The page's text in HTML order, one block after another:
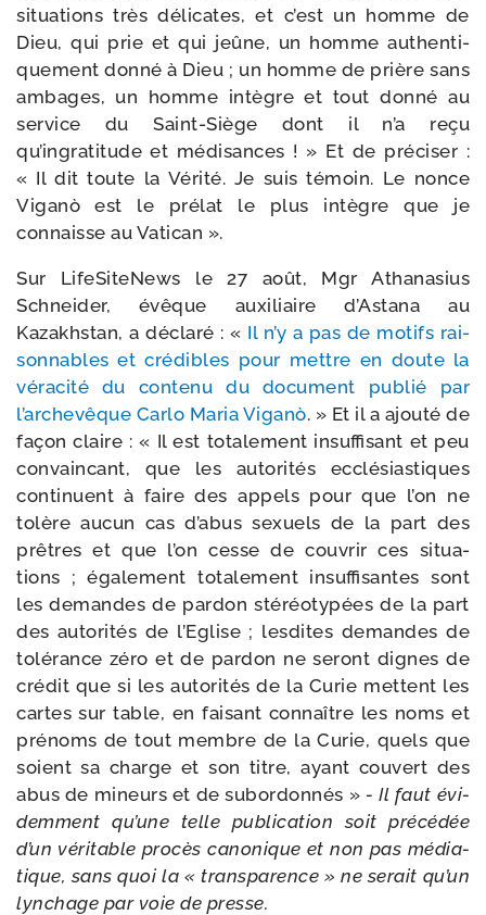
situa­tions très déli­cates, et c’est un homme de
Dieu, qui prie et qui jeûne, un homme authen­ti­
que­ment don­né à Dieu ; un homme de prière sans
ambages, un homme intègre et tout don­né au
ser­vice du Saint-​Siège dont il n’a reçu
qu’ingratitude et médi­sances ! » Et de pré­ci­ser :
« Il dit toute la Vérité. Je suis témoin. Le nonce
Viganò est le pré­lat le plus intègre que je
connaisse au Vatican ».
Sur LifeSiteNews le 27 août, Mgr Athanasius
Schneider, évêque auxi­liaire d’Astana au
Kazakhstan, a décla­ré : « Il n’y a pas de motifs rai­
son­nables et cré­dibles pour mettre en doute la
véra­ci­té du conte­nu du docu­ment publié par
l’archevêque Carlo Maria Viganò. » Et il a ajou­té de
façon claire : « Il est tota­le­ment insuf­fi­sant et peu
convain­cant, que les auto­ri­tés ecclé­sias­tiques
conti­nuent à faire des appels pour que l’on ne
tolère aucun cas d’abus sexuels de la part des
prêtres et que l’on cesse de cou­vrir ces situa­
tions ; éga­le­ment tota­le­ment insuf­fi­santes sont
les demandes de par­don sté­réo­ty­pées de la part
des auto­ri­tés de l’Eglise ; les­dites demandes de
tolé­rance zéro et de par­don ne seront dignes de
cré­dit que si les auto­ri­tés de la Curie mettent les
cartes sur table, en fai­sant connaître les noms et
pré­noms de tout membre de la Curie, quels que
soient sa charge et son titre, ayant cou­vert des
abus de mineurs et de subor­don­nés » - Il faut évi­
dem­ment qu’une telle publi­ca­tion soit pré­cé­dée
d’un véri­table pro­cès cano­nique et non pas média­
tique, sans quoi la « trans­pa­rence » ne serait qu’un
lyn­chage par voie de presse.